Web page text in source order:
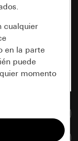
cualquier
en la parte
puede
momento